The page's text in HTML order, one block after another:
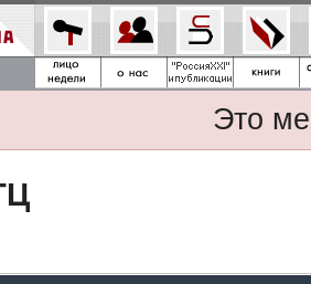
Это